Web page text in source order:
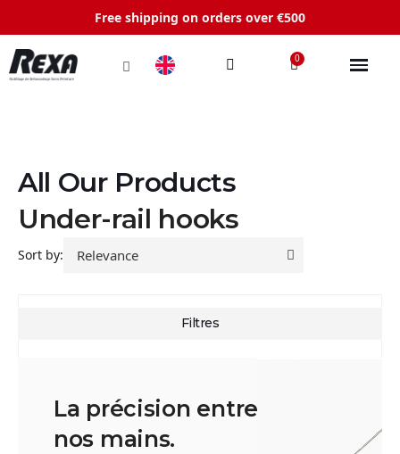
Free shipping on orders over €500
La précision entre
nos mains.
All Our Products
Under-rail hooks
Sort by: